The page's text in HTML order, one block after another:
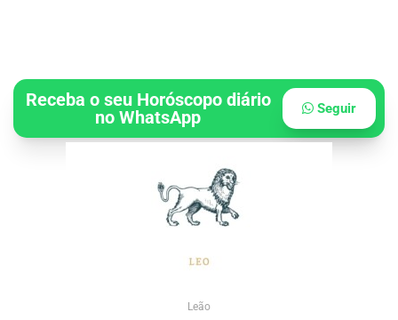
Receba o seu Horóscopo diário
no WhatsApp
Seguir
Leão